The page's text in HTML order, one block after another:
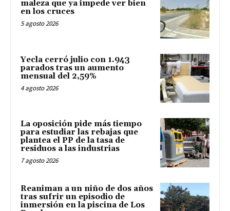
maleza que ya impede ver bien
en los cruces
5 agosto 2026
Yecla cerró julio con 1.943
parados tras un aumento
mensual del 2,59%
4 agosto 2026
La oposición pide más tiempo
para estudiar las rebajas que
plantea el PP de la tasa de
residuos a las industrias
7 agosto 2026
Reaniman a un niño de dos años
tras sufrir un episodio de
inmersión en la piscina de Los